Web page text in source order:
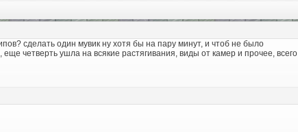
сделать один мувик ну хотя бы на пару минут, и чтоб не было
четверть ушла на всякие растягивания, виды от камер и прочее, всего